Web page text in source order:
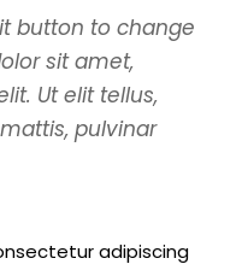
button to change
sit amet,
Ut elit tellus,
pulvinar
adipiscing